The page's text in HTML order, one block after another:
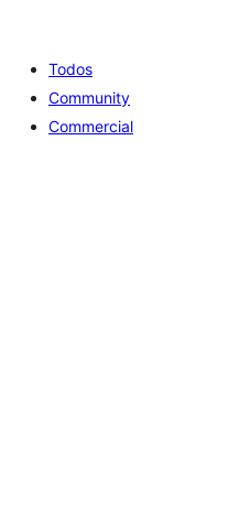
Todos
Community
Commercial